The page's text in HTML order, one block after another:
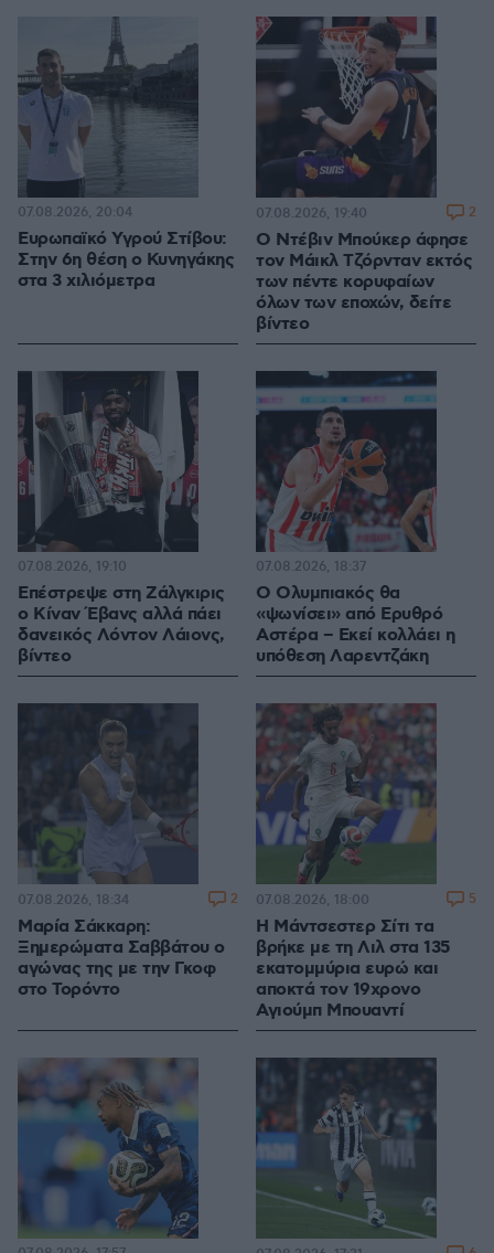
Ευρωπαϊκό Υγρού Στίβου:
Στην 6η θέση ο Κυνηγάκης
στα 3 χιλιόμετρα
07.08.2026, 20:04
Ο Ντέβιν Μπούκερ άφησε
τον Μάικλ Τζόρνταν εκτός
των πέντε κορυφαίων
όλων των εποχών, δείτε
βίντεο
07.08.2026, 19:40 2
Επέστρεψε στη Ζάλγκιρις
ο Κίναν Έβανς αλλά πάει
δανεικός Λόντον Λάιονς,
βίντεο
07.08.2026, 19:10
Ο Ολυμπιακός θα
«ψωνίσει» από Ερυθρό
Αστέρα – Εκεί κολλάει η
υπόθεση Λαρεντζάκη
07.08.2026, 18:37
Μαρία Σάκκαρη:
Ξημερώματα Σαββάτου ο
αγώνας της με την Γκοφ
στο Τορόντο
07.08.2026, 18:34 2
Η Μάντσεστερ Σίτι τα
βρήκε με τη Λιλ στα 135
εκατομμύρια ευρώ και
αποκτά τον 19χρονο
Αγιούμπ Μπουαντί
07.08.2026, 18:00 5